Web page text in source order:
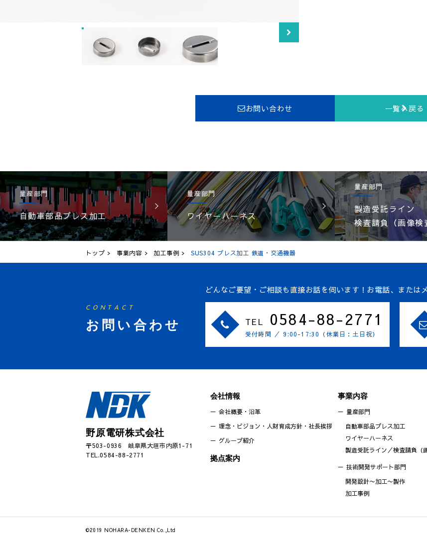
お問い合わせ 一覧へ戻る
量産部門
自動車部品プレス加工
量産部門
ワイヤーハーネス
量産部門
製造受託ライン
検査請負（画像検
トップ 事業内容 加工事例 SUS304 プレス加工 鉄道・交通機器
CONTACT
お問い合わせ
どんなご要望・ご相談も直接お話を伺います！ お電話、または
TEL 0584-88-2771
受付時間 ／ 9:00-17:30（休業日：土日祝）
野原電研株式会社
〒503-0936 岐阜県大垣市内原1-71
TEL.0584-88-2771
会社情報
会社概要・沿革
理念・ビジョン・人財育成方針・社長挨拶
グループ紹介
拠点案内
事業内容
量産部門
自動車部品プレス加工
ワイヤーハーネス
製造受託ライン／検査請負（
技術開発サポート部門
開発設計〜加工〜製作
加工事例
©2019 NOHARA-DENKEN Co.,Ltd